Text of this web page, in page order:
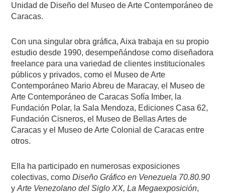
Unidad de Diseño del Museo de Arte Contemporáneo de
Caracas.
Con una singular obra gráfica, Aixa trabaja en su propio
estudio desde 1990, desempeñándose como diseñadora
freelance para una variedad de clientes institucionales
públicos y privados, como el Museo de Arte
Contemporáneo Mario Abreu de Maracay, el Museo de
Arte Contemporáneo de Caracas Sofía Imber, la
Fundación Polar, la Sala Mendoza, Ediciones Casa 62,
Fundación Cisneros, el Museo de Bellas Artes de
Caracas y el Museo de Arte Colonial de Caracas entre
otros.
Ella ha participado en numerosas exposiciones
colectivas, comoDiseño Gráfico en Venezuela 70.80.90
yArte Venezolano del Siglo XX, La Megaexposición,